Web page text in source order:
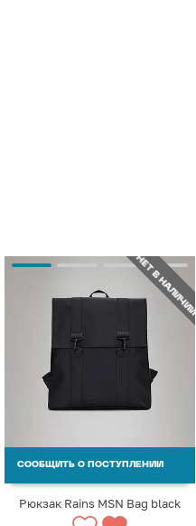
НЕТ В НАЛИЧИИ
СООБЩИТЬ О ПОСТУПЛЕНИИ
Рюкзак Rains MSN Bag black